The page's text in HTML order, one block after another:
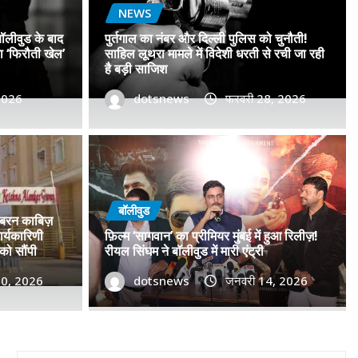
नंबरों का जाल, बॉलीवुड के बाद
पर! मुंबई जैसा ‘फिरौती खेल’
0
के बाद
खेल’
NEWS
पुर्तगाल का नंबर और दिल्ली पुलिस को चुनौती!
साहिल लूथरा मामले में विदेशी धरती से रची जा रही
है बड़ी साजिश
dotsnews फरवरी 28, 2026
काबिज़
सौंपी
2026
बॉलीवुड
फ़िल्म ‘सागवान’ का प्रीमियर मुंबई में हुआ रिलीज़!
रीयल सिंघम ने बॉलीवुड में मारी एंट्री
dotsnews जनवरी 14, 2026